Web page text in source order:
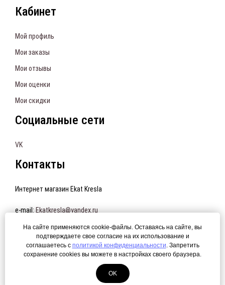
Кабинет
Мой профиль
Мои заказы
Мои отзывы
Мои оценки
Мои скидки
Социальные сети
VK
Контакты
Интернет магазин Ekat Kresla
e-mail: Ekatkresla@yandex.ru
+7 90863-11-582
Политика конфиденциальности
© 2016 Интернет магазин Ekat Kresla. Создание сайта —
На сайте применяются cookie-файлы. Оставаясь на сайте, вы
подтверждаете свое согласие на их использование и
соглашаетесь с политикой конфиденциальности. Запретить
сохранение cookies вы можете в настройках своего браузера.
OK